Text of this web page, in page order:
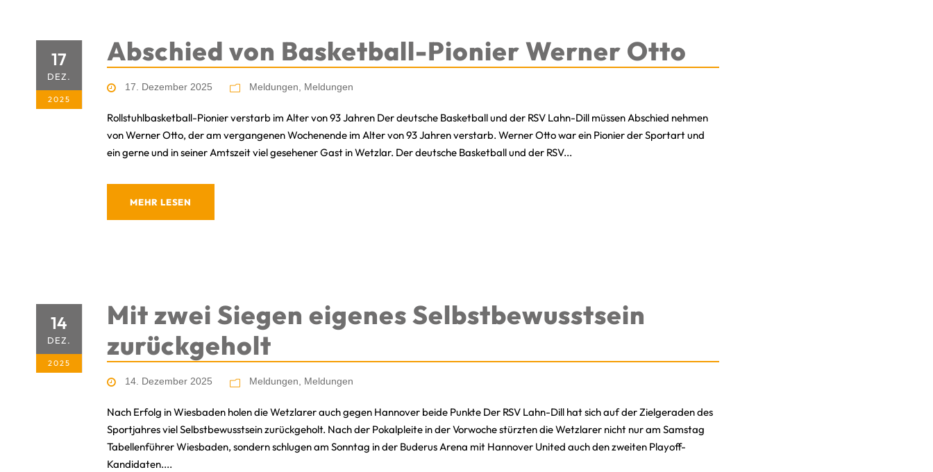
17
DEZ.
2025
Abschied von Basketball-Pionier Werner Otto
17. Dezember 2025 Meldungen Meldungen
Rollstuhlbasketball-Pionier verstarb im Alter von 93 Jahren Der deutsche Basketball und der RSV Lahn-Dill müssen Abschied nehmen
von Werner Otto, der am vergangenen Wochenende im Alter von 93 Jahren verstarb. Werner Otto war ein Pionier der Sportart und
ein gerne und in seiner Amtszeit viel gesehener Gast in Wetzlar. Der deutsche Basketball und der RSV...
MEHR LESEN
14
DEZ.
2025
Mit zwei Siegen eigenes Selbstbewusstsein
zurückgeholt
14. Dezember 2025 Meldungen, Meldungen
Nach Erfolg in Wiesbaden holen die Wetzlarer auch gegen Hannover beide Punkte Der RSV Lahn-Dill hat sich auf der Zielgeraden des
Sportjahres viel Selbstbewusstsein zurückgeholt. Nach der Pokalpleite in der Vorwoche stürzten die Wetzlarer nicht nur am Samstag
Tabellenführer Wiesbaden, sondern schlugen am Sonntag in der Buderus Arena mit Hannover United auch den zweiten Playoff-
Kandidaten....